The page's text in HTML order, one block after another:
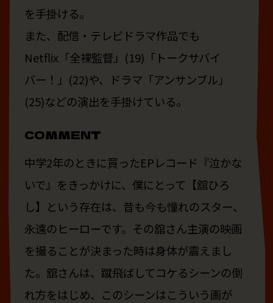
を手掛ける。
また、配信・テレビドラマ作品でも
Netflix「全裸監督」(19)「トークサバイ
バー！」(22)や、ドラマ「アンサンブル」
(25)などの演出を手掛けている。
COMMENT
中学2年のときに買ったEPレコード『泣かな
いで』をきっかけに、僕にとって【舘ひろ
し】という存在は、昔も今も憧れのスター、
永遠のヒーローです。その舘さん主演の映画
を撮ることが決まった時は身体が震えまし
た。舘さんは、蹴飛ばしてコケるシーンの倒
れ方をはじめ、このシーンはこういう画が